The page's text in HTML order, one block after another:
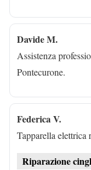
Davide M.
Assistenza
Pontecurone.
Federica V.
Tapparella elettrica
Riparazione